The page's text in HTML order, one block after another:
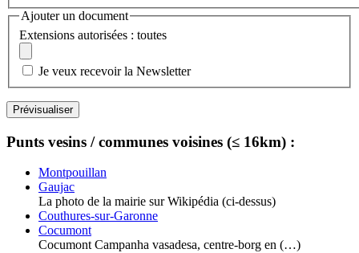
Ajouter un document
Extensions autorisées : toutes
Je veux recevoir la Newsletter
Punts vesins / communes voisines (≤ 16km) :
Montpouillan
Gaujac
La photo de la mairie sur Wikipédia (ci-dessus)
Couthures-sur-Garonne
Cocumont
Cocumont Campanha vasadesa, centre-borg en (…)